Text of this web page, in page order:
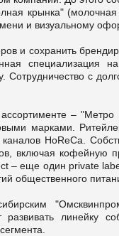
крынка"
и визуальному
и сохранить
специализация
Сотрудничество с
–
марками.
HoReCa.
включая кофейную
– еще один private
общественного
линейку